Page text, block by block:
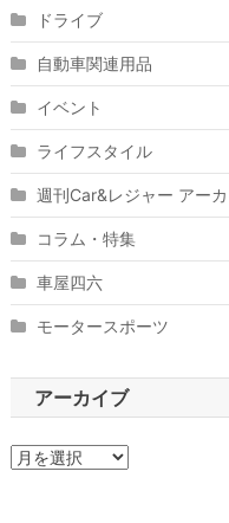
ドライブ
自動車関連用品
イベント
ライフスタイル
週刊Car&レジャー アー
コラム・特集
車屋四六
モータースポーツ
アーカイブ
ア